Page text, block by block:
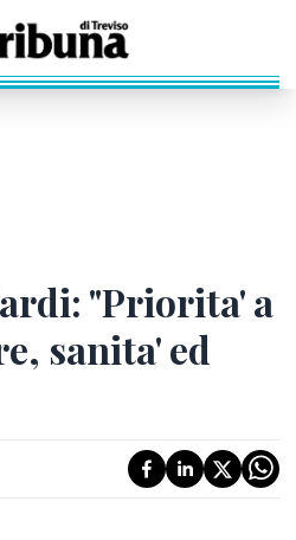
"Priorita' a
sanita' ed